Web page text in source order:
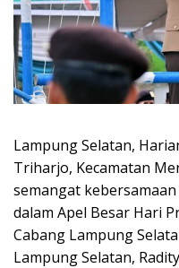
Lampung Selatan,
Triharjo, Kecamatan
semangat
dalam Apel Besar Hari
Cabang Lampung
Lampung Selatan,